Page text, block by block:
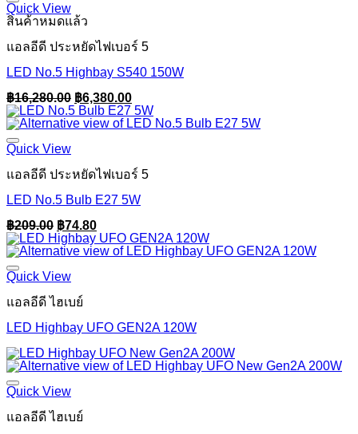
Quick View
สินค้าหมดแล้ว
แอลอีดี ประหยัดไฟเบอร์ 5
LED No.5 Highbay S540 150W
฿16,280.00 Original
price
was:
฿6,380.00Current
price
is:
Quick View
แอลอีดี ประหยัดไฟเบอร์ 5
LED No.5 Bulb E27 5W
฿209.00 Original
price
was:
฿74.80Current
price
is:
Quick View
แอลอีดี ไฮเบย์
LED Highbay UFO GEN2A 120W
Quick View
แอลอีดี ไฮเบย์